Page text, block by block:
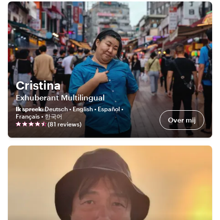
Cristina
Exhuberant Multilingual
Ik spreek:Deutsch • English • Español •
Français • 한국어
(81 reviews) Over mij